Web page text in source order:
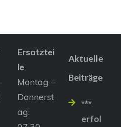
Ersatztei
le
Montag –
Donnerst
ag:
Aktuelle
Beiträge
***
erfol